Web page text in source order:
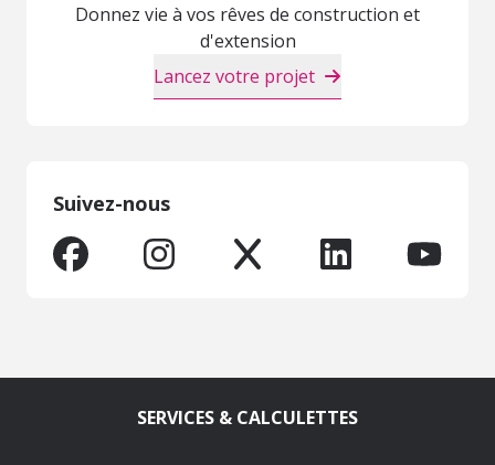
Donnez vie à vos rêves de construction et
d'extension
Lancez votre projet
Suivez-nous
SERVICES & CALCULETTES